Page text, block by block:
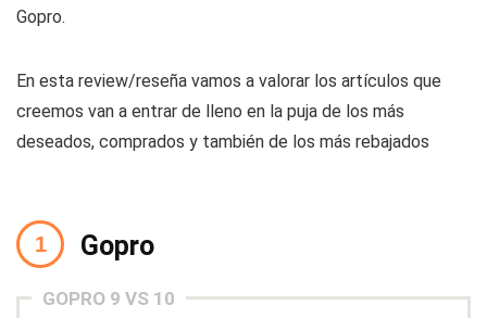
Gopro.
En esta review/reseña vamos a valorar los artículos que
creemos van a entrar de lleno en la puja de los más
deseados, comprados y también de los más rebajados
Gopro
GOPRO 9 VS 10